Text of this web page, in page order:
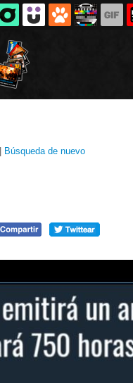
Búsqueda de nuevo